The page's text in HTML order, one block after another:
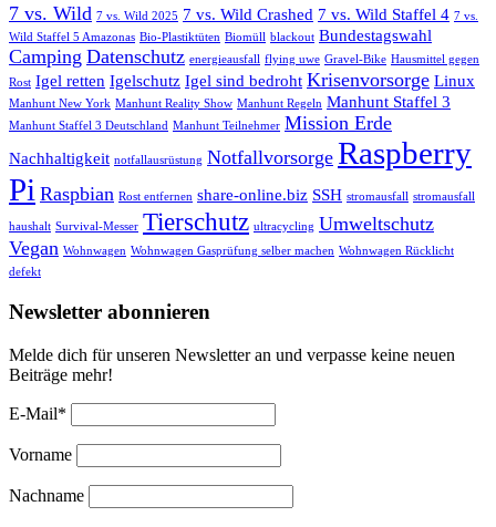
7 vs. Wild 7 vs. Wild 2025 7 vs. Wild Crashed 7 vs. Wild Staffel 4 7 vs.
Wild Staffel 5 Amazonas Bio-Plastiktüten Biomüll blackout Bundestagswahl
Camping Datenschutz energieausfall flying uwe Gravel-Bike Hausmittel gegen
Rost Igel retten Igelschutz Igel sind bedroht Krisenvorsorge Linux
Manhunt New York Manhunt Reality Show Manhunt Regeln Manhunt Staffel 3
Manhunt Staffel 3 Deutschland Manhunt Teilnehmer Mission Erde
Nachhaltigkeit notfallausrüstung Notfallvorsorge Raspberry
Pi Raspbian Rost entfernen share-online.biz SSH stromausfall stromausfall
haushalt Survival-Messer Tierschutz ultracycling Umweltschutz
Vegan Wohnwagen Wohnwagen Gasprüfung selber machen Wohnwagen Rücklicht
defekt
Newsletter abonnieren
Melde dich für unseren Newsletter an und verpasse keine neuen
Beiträge mehr!
E-Mail*
Vorname
Nachname